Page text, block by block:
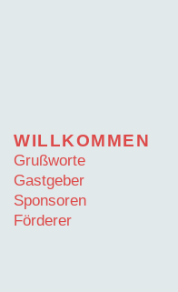
WILLKOMMEN
Grußworte
Gastgeber
Sponsoren
Förderer